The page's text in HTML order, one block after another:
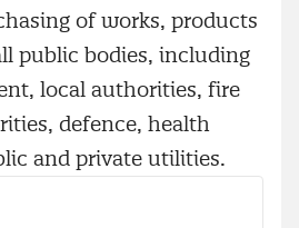
of works, products
public bodies, including
local authorities, fire
defence, health
and private utilities.